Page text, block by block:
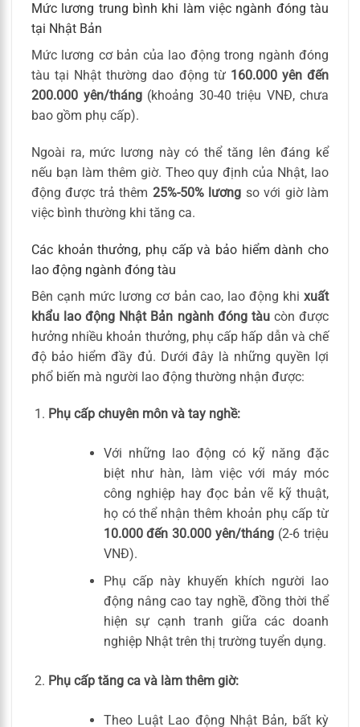
Mức lương trung bình khi làm việc ngành đóng tàu
tại Nhật Bản
Mức lương cơ bản của lao động trong ngành đóng
tàu tại Nhật thường dao động từ 160.000 yên đến
200.000 yên/tháng(khoảng 30-40 triệu VNĐ, chưa
bao gồm phụ cấp).
Ngoài ra, mức lương này có thể tăng lên đáng kể
nếu bạn làm thêm giờ. Theo quy định của Nhật, lao
động được trả thêm 25%-50% lương so với giờ làm
việc bình thường khi tăng ca.
Các khoản thưởng, phụ cấp và bảo hiểm dành cho
lao động ngành đóng tàu
Bên cạnh mức lương cơ bản cao, lao động khi xuất
khẩu lao động Nhật Bản ngành đóng tàucòn được
hưởng nhiều khoản thưởng, phụ cấp hấp dẫn và chế
độ bảo hiểm đầy đủ. Dưới đây là những quyền lợi
phổ biến mà người lao động thường nhận được:
Phụ cấp chuyên môn và tay nghề:
Với những lao động có kỹ năng đặc
biệt như hàn, làm việc với máy móc
công nghiệp hay đọc bản vẽ kỹ thuật,
họ có thể nhận thêm khoản phụ cấp từ
10.000 đến 30.000 yên/tháng (2-6 triệu
VNĐ).
Phụ cấp này khuyến khích người lao
động nâng cao tay nghề, đồng thời thể
hiện sự cạnh tranh giữa các doanh
nghiệp Nhật trên thị trường tuyển dụng.
Phụ cấp tăng ca và làm thêm giờ:
Theo Luật Lao động Nhật Bản, bất kỳ